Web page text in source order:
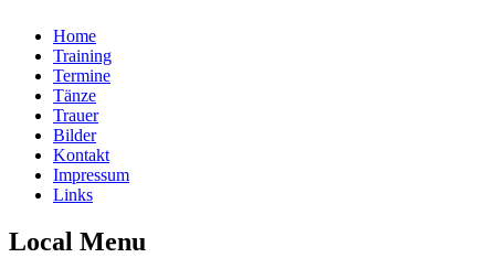
Home
Training
Termine
Tänze
Trauer
Bilder
Kontakt
Impressum
Links
Local Menu